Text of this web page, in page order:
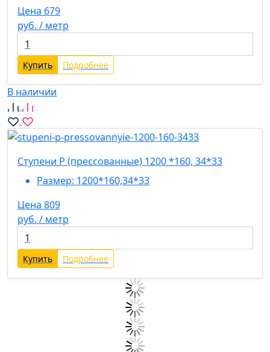
Цена 679
руб. / метр
Купить Подробнее
В наличии
Ступени P (прессованные) 1200 *160, 34*33
Размер: 1200*160,34*33
Цена 809
руб. / метр
Купить Подробнее